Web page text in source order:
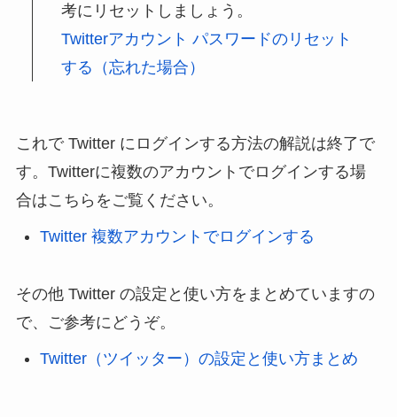
考にリセットしましょう。
Twitterアカウント パスワードのリセット
する（忘れた場合）
これで Twitter にログインする方法の解説は終了で
す。Twitterに複数のアカウントでログインする場
合はこちらをご覧ください。
Twitter 複数アカウントでログインする
その他 Twitter の設定と使い方をまとめていますの
で、ご参考にどうぞ。
Twitter（ツイッター）の設定と使い方まとめ